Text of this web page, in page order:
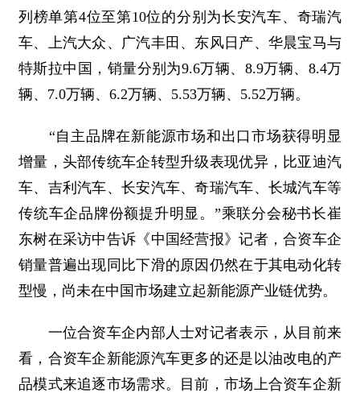
列榜单第4位至第10位的分别为长安汽车、奇瑞汽
车、上汽大众、广汽丰田、东风日产、华晨宝马与
特斯拉中国，销量分别为9.6万辆、8.9万辆、8.4万
辆、7.0万辆、6.2万辆、5.53万辆、5.52万辆。
“自主品牌在新能源市场和出口市场获得明显
增量，头部传统车企转型升级表现优异，比亚迪汽
车、吉利汽车、长安汽车、奇瑞汽车、长城汽车等
传统车企品牌份额提升明显。”乘联分会秘书长崔
东树在采访中告诉《中国经营报》记者，合资车企
销量普遍出现同比下滑的原因仍然在于其电动化转
型慢，尚未在中国市场建立起新能源产业链优势。
一位合资车企内部人士对记者表示，从目前来
看，合资车企新能源汽车更多的还是以油改电的产
品模式来追逐市场需求。目前，市场上合资车企新